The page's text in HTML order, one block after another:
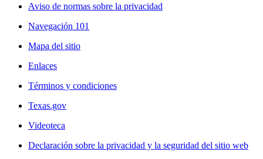
Aviso de normas sobre la privacidad
Navegación 101
Mapa del sitio
Enlaces
Términos y condiciones
Texas.gov
Videoteca
Declaración sobre la privacidad y la seguridad del sitio web